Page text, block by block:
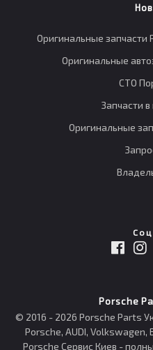
Оригинальные запчасти
Оригинальные
СТО
Запчасти
Оригинальные
Соц
Porsche
© 2016 - 2026 Porsche Parts
Porsche, AUDI, Volkswagen,
Porsche Сервис Киев -